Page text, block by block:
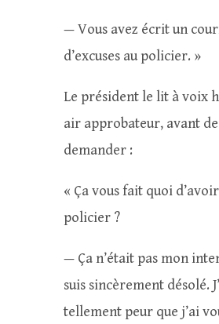
— Vous avez écrit un
d’excuses au policier. »
Le président le lit à voix
air approbateur, avant de
demander :
« Ça vous fait quoi
policier ?
— Ça n’était pas mon
suis sincèrement désolé.
tellement peur que j’ai